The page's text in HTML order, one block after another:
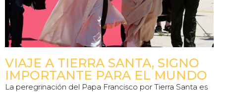
VIAJE A TIERRA SANTA, SIGNO
IMPORTANTE PARA EL MUNDO
La peregrinación del Papa Francisco por Tierra Santa es